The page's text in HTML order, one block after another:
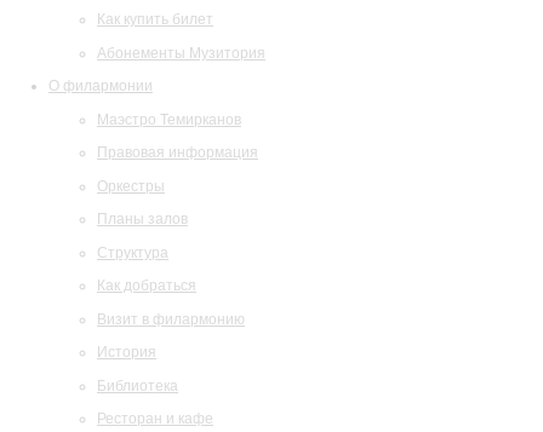
Как купить билет
Абонементы Музитория
О филармонии
Маэстро Темирканов
Правовая информация
Оркестры
Планы залов
Структура
Как добраться
Визит в филармонию
История
Библиотека
Ресторан и кафе